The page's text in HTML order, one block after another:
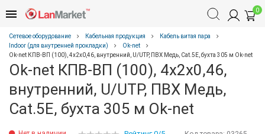
0
Сетевое оборудование Кабельная продукция
Кабель витая пара
Indoor (для внутренней прокладки)
Ok-net
Ok-net КПВ-ВП (100), 4x2x0,46, внутренний, U/UTP, ПВХ Медь, Cat.5Е, бухта 305 м Ok-net
Ok-net КПВ-ВП (100), 4x2x0,46,
внутренний, U/UTP, ПВХ Медь,
Cat.5Е, бухта 305 м Ok-net